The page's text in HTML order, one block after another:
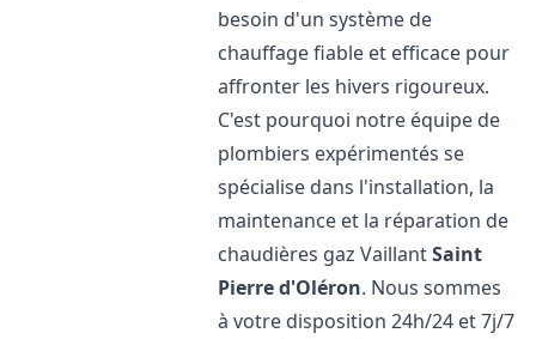
besoin d'un système de
chauffage fiable et efficace pour
affronter les hivers rigoureux.
C'est pourquoi notre équipe de
plombiers expérimentés se
spécialise dans l'installation, la
maintenance et la réparation de
chaudières gaz VaillantSaint
Pierre d'Oléron. Nous sommes
à votre disposition 24h/24 et 7j/7